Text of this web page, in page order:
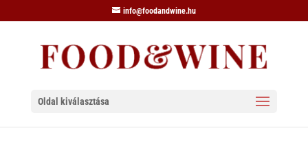
info@foodandwine.hu
Oldal kiválasztása